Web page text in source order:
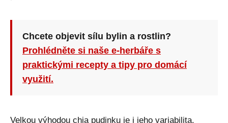
Chcete objevit sílu bylin a rostlin?
Prohlédněte si naše e-herbáře s
praktickými recepty a tipy pro domácí
využití.
Velkou výhodou chia pudinku je i jeho variabilita.